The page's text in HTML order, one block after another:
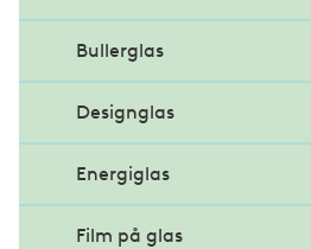
Krav och stadgar
Glas i funktion
Glasfasader
Dubbelskalsfasad
Brandskydd
Glastak
Skärmtak
Solskydd
Bullerglas
Designglas
Energiglas
Film på glas